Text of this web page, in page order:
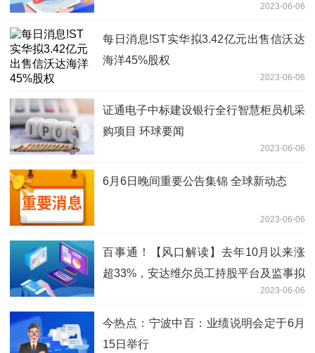
2023-06-06
每日消息!ST实华拟3.42亿元出售信沃达
海洋45%股权
2023-06-06
证通电子中标建设银行全行智慧柜员机采
购项目 环球要闻
2023-06-06
6月6日晚间重要公告集锦 全球新动态
2023-06-06
百事通！【风口解读】去年10月以来涨
超33%，安达维尔员工持股平台及监事拟
2023-06-06
今热点：宁波中百：业绩说明会定于6月
15日举行